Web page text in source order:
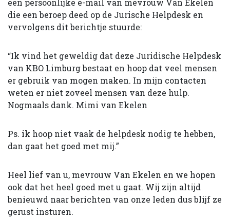
een persoonlijke e-mail van mevrouw Van Ekelen
die een beroep deed op de Jurische Helpdesk en
vervolgens dit berichtje stuurde:
“Ik vind het geweldig dat deze Juridische Helpdesk
van KBO Limburg bestaat en hoop dat veel mensen
er gebruik van mogen maken. In mijn contacten
weten er niet zoveel mensen van deze hulp.
Nogmaals dank. Mimi van Ekelen
Ps. ik hoop niet vaak de helpdesk nodig te hebben,
dan gaat het goed met mij.”
Heel lief van u, mevrouw Van Ekelen en we hopen
ook dat het heel goed met u gaat. Wij zijn altijd
benieuwd naar berichten van onze leden dus blijf ze
gerust insturen.